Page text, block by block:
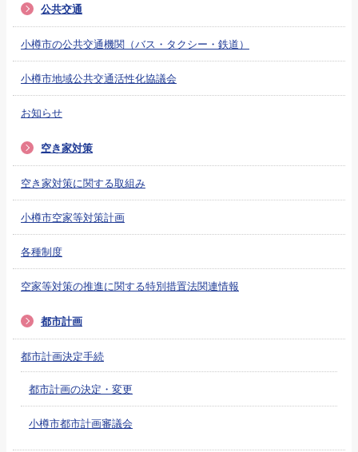
公共交通
小樽市の公共交通機関（バス・タクシー・鉄道）
小樽市地域公共交通活性化協議会
お知らせ
空き家対策
空き家対策に関する取組み
小樽市空家等対策計画
各種制度
空家等対策の推進に関する特別措置法関連情報
都市計画
都市計画決定手続
都市計画の決定・変更
小樽市都市計画審議会